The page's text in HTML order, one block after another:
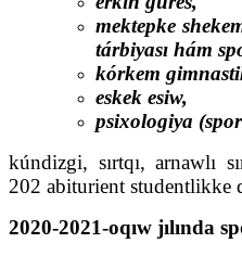
mektepke
tárbiyası hám
kórkem
eskek esiw,
psixologiya
kúndizgi, sırtqı, arnawlı
202 abiturient studentlikke
2020-2021-oqıw jılında